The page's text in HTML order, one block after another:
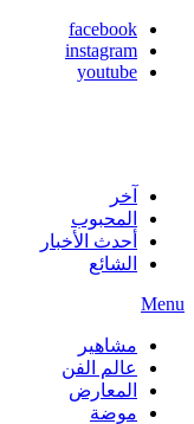
facebook
instagram
youtube
آخر
المحبوب
أحدث الأخبار
الشائع
Menu
مشاهير
عالم الفن
المعارض
موضة